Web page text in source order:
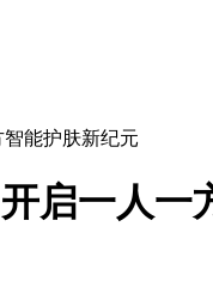
能护肤新纪元
启一人一